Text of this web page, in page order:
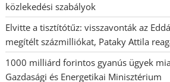
közlekedési szabályok
Elvitte a tisztítótűz: visszavonták az
megítélt százmilliókat, Pataky Attila
1000 milliárd forintos gyanús ügyek
Gazdasági és Energetikai Minisztérium